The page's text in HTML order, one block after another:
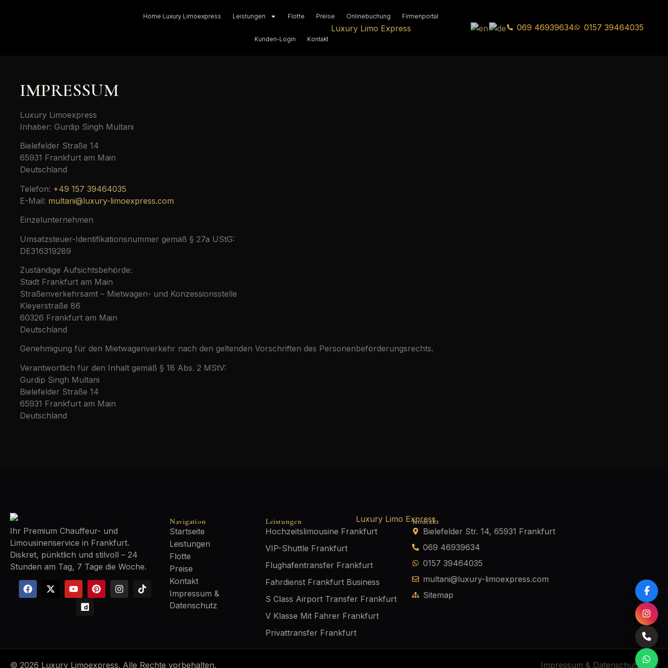
Home Luxury Limoexpress Leistungen Flotte Preise Onlinebuchung Firmenportal
Kunden-Login Kontakt
069 46939634 0157 39464035
IMPRESSUM
Luxury Limoexpress
Inhaber: Gurdip Singh Multani
Bielefelder Straße 14
65931 Frankfurt am Main
Deutschland
Telefon: +49 157 39464035
E-Mail: multani@luxury-limoexpress.com
Einzelunternehmen
Umsatzsteuer-Identifikationsnummer gemäß § 27a UStG:
DE316319289
Zuständige Aufsichtsbehörde:
Stadt Frankfurt am Main
Straßenverkehrsamt – Mietwagen- und Konzessionsstelle
Kleyerstraße 86
60326 Frankfurt am Main
Deutschland
Genehmigung für den Mietwagenverkehr nach den geltenden Vorschriften des Personenbeförderungsrechts.
Verantwortlich für den Inhalt gemäß § 18 Abs. 2 MStV:
Gurdip Singh Multani
Bielefelder Straße 14
65931 Frankfurt am Main
Deutschland
Ihr Premium Chauffeur- und
Limousinenservice in Frankfurt.
Diskret, pünktlich und stilvoll – 24
Stunden am Tag, 7 Tage die Woche.
Navigation
Startseite
Leistungen
Flotte
Preise
Kontakt
Impressum &
Datenschutz
Leistungen
Hochzeitslimousine Frankfurt
VIP-Shuttle Frankfurt
Flughafentransfer Frankfurt
Fahrdienst Frankfurt Business
S Class Airport Transfer Frankfurt
V Klasse Mit Fahrer Frankfurt
Privattransfer Frankfurt
Kontakt
Bielefelder Str. 14, 65931 Frankfurt
069 46939634
0157 39464035
multani@luxury-limoexpress.com
Sitemap
© 2026 Luxury Limoexpress. Alle Rechte vorbehalten. Impressum & Datenschutz AGB